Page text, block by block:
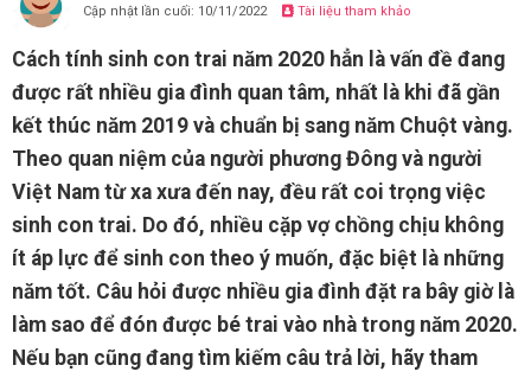
Cập nhật lần cuối: 10/11/2022 Tài liệu tham khảo
Cách tính sinh con trai năm 2020 hẳn là vấn đề đang
được rất nhiều gia đình quan tâm, nhất là khi đã gần
kết thúc năm 2019 và chuẩn bị sang năm Chuột vàng.
Theo quan niệm của người phương Đông và người
Việt Nam từ xa xưa đến nay, đều rất coi trọng việc
sinh con trai. Do đó, nhiều cặp vợ chồng chịu không
ít áp lực để sinh con theo ý muốn, đặc biệt là những
năm tốt. Câu hỏi được nhiều gia đình đặt ra bây giờ là
làm sao để đón được bé trai vào nhà trong năm 2020.
Nếu bạn cũng đang tìm kiếm câu trả lời, hãy tham